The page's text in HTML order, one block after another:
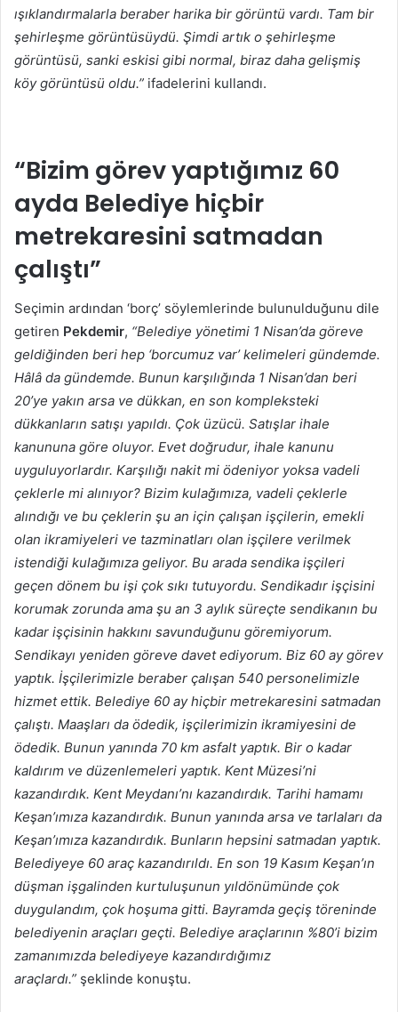
ışıklandırmalarla beraber harika bir görüntü vardı. Tam bir
şehirleşme görüntüsüydü. Şimdi artık o şehirleşme
görüntüsü, sanki eskisi gibi normal, biraz daha gelişmiş
köy görüntüsü oldu.” ifadelerini kullandı.
“Bizim görev yaptığımız 60
ayda Belediye hiçbir
metrekaresini satmadan
çalıştı”
Seçimin ardından ‘borç’ söylemlerinde bulunulduğunu dile
getiren Pekdemir, “Belediye yönetimi 1 Nisan’da göreve
geldiğinden beri hep ‘borcumuz var’ kelimeleri gündemde.
Hâlâ da gündemde. Bunun karşılığında 1 Nisan’dan beri
20’ye yakın arsa ve dükkan, en son kompleksteki
dükkanların satışı yapıldı. Çok üzücü. Satışlar ihale
kanununa göre oluyor. Evet doğrudur, ihale kanunu
uyguluyorlardır. Karşılığı nakit mi ödeniyor yoksa vadeli
çeklerle mi alınıyor? Bizim kulağımıza, vadeli çeklerle
alındığı ve bu çeklerin şu an için çalışan işçilerin, emekli
olan ikramiyeleri ve tazminatları olan işçilere verilmek
istendiği kulağımıza geliyor. Bu arada sendika işçileri
geçen dönem bu işi çok sıkı tutuyordu. Sendikadır işçisini
korumak zorunda ama şu an 3 aylık süreçte sendikanın bu
kadar işçisinin hakkını savunduğunu göremiyorum.
Sendikayı yeniden göreve davet ediyorum. Biz 60 ay görev
yaptık. İşçilerimizle beraber çalışan 540 personelimizle
hizmet ettik. Belediye 60 ay hiçbir metrekaresini satmadan
çalıştı. Maaşları da ödedik, işçilerimizin ikramiyesini de
ödedik. Bunun yanında 70 km asfalt yaptık. Bir o kadar
kaldırım ve düzenlemeleri yaptık. Kent Müzesi’ni
kazandırdık. Kent Meydanı’nı kazandırdık. Tarihi hamamı
Keşan’ımıza kazandırdık. Bunun yanında arsa ve tarlaları da
Keşan’ımıza kazandırdık. Bunların hepsini satmadan yaptık.
Belediyeye 60 araç kazandırıldı. En son 19 Kasım Keşan’ın
düşman işgalinden kurtuluşunun yıldönümünde çok
duygulandım, çok hoşuma gitti. Bayramda geçiş töreninde
belediyenin araçları geçti. Belediye araçlarının %80’i bizim
zamanımızda belediyeye kazandırdığımız
araçlardı.” şeklinde konuştu.